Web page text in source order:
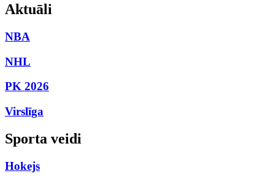
Aktuāli
NBA
NHL
PK 2026
Virslīga
Sporta veidi
Hokejs